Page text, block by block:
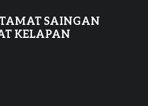
SAINGAN
KELAPAN